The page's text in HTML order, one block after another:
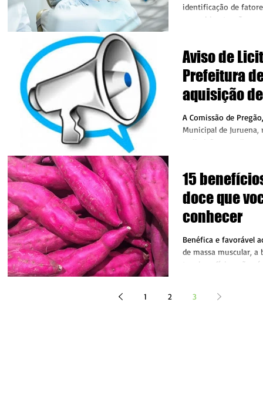
identificação de
como hipertensão,
Aviso de
Prefeitura
aquisição
alimentícios
A Comissão de
Municipal de Juruena,
atribuições que lhe
15
doce que
conhecer
Benéfica e favorável
de massa muscular, a
traz benefícios não
1 2 3